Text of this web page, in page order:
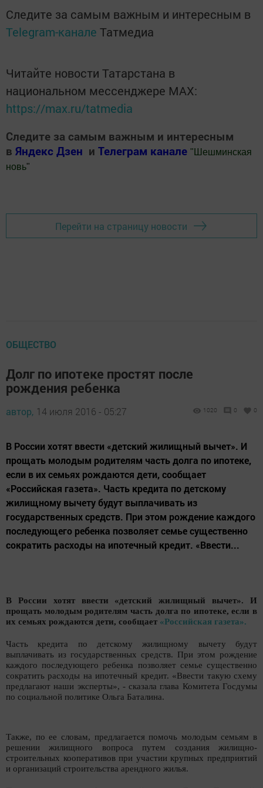
Следите за самым важным и интересным в
Telegram-канале Татмедиа
Читайте новости Татарстана в
национальном мессенджере MАХ:
https://max.ru/tatmedia
Следите за самым важным и интересным
в Яндекс Дзен и Телеграм канале " Шешминская
новь"
Перейти на страницу новости
ОБЩЕСТВО
Долг по ипотеке простят после
рождения ребенка
автор, 14 июля 2016 - 05:27 1020 0 0
В России хотят ввести «детский жилищный вычет». И
прощать молодым родителям часть долга по ипотеке,
если в их семьях рождаются дети, сообщает
«Российская газета». Часть кредита по детскому
жилищному вычету будут выплачивать из
государственных средств. При этом рождение каждого
последующего ребенка позволяет семье существенно
сократить расходы на ипотечный кредит. «Ввести...
В России хотят ввести «детский жилищный вычет». И
прощать молодым родителям часть долга по ипотеке, если в
их семьях рождаются дети, сообщает «Российская газета».
Часть кредита по детскому жилищному вычету будут
выплачивать из государственных средств. При этом рождение
каждого последующего ребенка позволяет семье существенно
сократить расходы на ипотечный кредит. «Ввести такую схему
предлагают наши эксперты», - сказала глава Комитета Госдумы
по социальной политике Ольга Баталина.
Также, по ее словам, предлагается помочь молодым семьям в
решении жилищного вопроса путем создания жилищно-
строительных кооперативов при участии крупных предприятий
и организаций строительства арендного жилья.